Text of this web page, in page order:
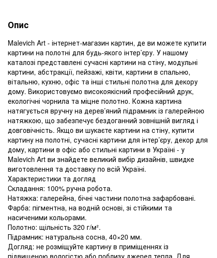
Опис
Malevich Art - інтернет-магазин картин, де ви можете купити
картини на полотні для будь-якого інтер’єру. У нашому
каталозі представлені сучасні картини на стіну, модульні
картини, абстракції, пейзажі, квіти, картини в спальню,
вітальню, кухню, офіс та інші стильні полотна для декору
дому. Використовуємо високоякісний професійний друк,
екологічні чорнила та міцне полотно. Кожна картина
натягується вручну на дерев’яний підрамник із галерейною
натяжкою, що забезпечує бездоганний зовнішній вигляд і
довговічність. Якщо ви шукаєте картини на стіну, купити
картину на полотні, сучасні картини для інтер’єру, декор для
дому, картини в офіс або стильні картини в Україні - у
Malevich Art ви знайдете великий вибір дизайнів, швидке
виготовлення та доставку по всій Україні.
Характеристики та догляд
Складання: 100% ручна робота.
Натяжка: галерейна, бічні частини полотна зафарбовані.
Фарба: пігментна, на водній основі, зі стійкими та
насиченими кольорами.
Полотно: щільність 320 г/м².
Підрамник: натуральна сосна, 40×20 мм.
Догляд: не розміщуйте картину в приміщеннях із
підвищеною вологістю або поблизу джерел тепла. Для